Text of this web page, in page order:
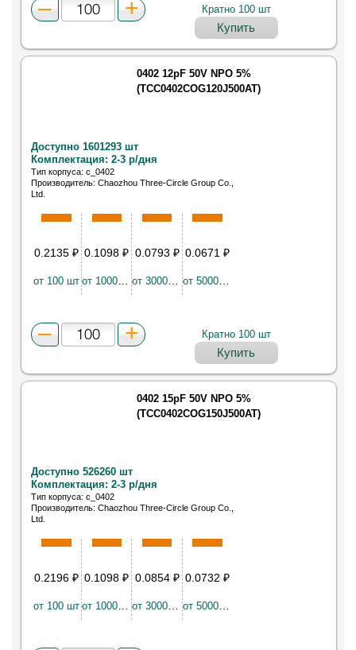
Кратно 100 шт
Купить
0402 12pF 50V NPO 5%
(TCC0402COG120J500AT)
Доступно 1601293 шт
Комплектация: 2-3 р/дня
Тип корпуса: c_0402
Производитель: Chaozhou Three-Circle Group Co.,
Ltd.
0.2135 ₽
от 100 шт
0.1098₽
от 10000 шт
0.0793 ₽
от 30000 шт
0.0671 ₽
от 50000 шт
Кратно 100 шт
Купить
0402 15pF 50V NPO 5%
(TCC0402COG150J500AT)
Доступно 526260 шт
Комплектация: 2-3 р/дня
Тип корпуса: c_0402
Производитель: Chaozhou Three-Circle Group Co.,
Ltd.
50В ±5%
0.2196 ₽
от 100 шт
0.1098₽
от 10000 шт
0.0854 ₽
от 30000 шт
0.0732 ₽
от 50000 шт